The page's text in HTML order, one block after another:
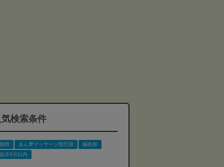
検索条件
師 あん摩マッサージ指圧師
鍼灸師
歩5分以内